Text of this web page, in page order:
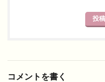
投
コメントを書く